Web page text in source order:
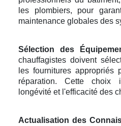
les plombiers, pour
maintenance globales des
Sélection des
chauffagistes doivent
les fournitures appropriés
réparation. Cette choix
longévité et l'efficacité des
Actualisation des